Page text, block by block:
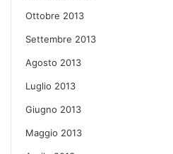
Ottobre 2013
Settembre 2013
Agosto 2013
Luglio 2013
Giugno 2013
Maggio 2013